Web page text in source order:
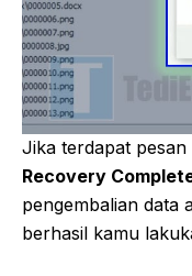
Jika terdapat
Recovery
pengembalian data
berhasil kamu